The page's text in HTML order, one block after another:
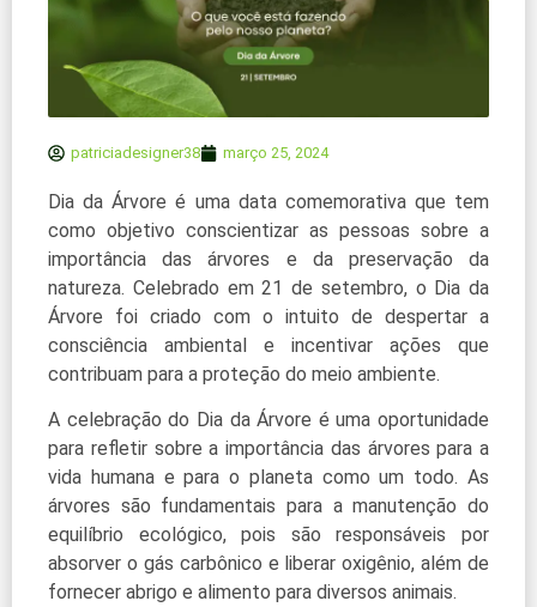
patriciadesigner38 março 25, 2024
Dia da Árvore é uma data comemorativa que tem
como objetivo conscientizar as pessoas sobre a
importância das árvores e da preservação da
natureza. Celebrado em 21 de setembro, o Dia da
Árvore foi criado com o intuito de despertar a
consciência ambiental e incentivar ações que
contribuam para a proteção do meio ambiente.
A celebração do Dia da Árvore é uma oportunidade
para refletir sobre a importância das árvores para a
vida humana e para o planeta como um todo. As
árvores são fundamentais para a manutenção do
equilíbrio ecológico, pois são responsáveis por
absorver o gás carbônico e liberar oxigênio, além de
fornecer abrigo e alimento para diversos animais.